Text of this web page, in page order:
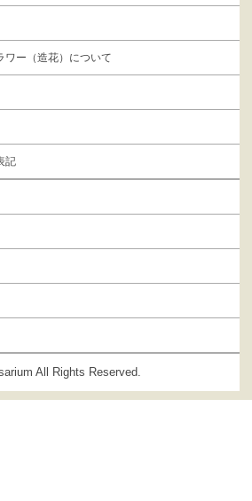
ワー（造花）について
記
All Rights Reserved.